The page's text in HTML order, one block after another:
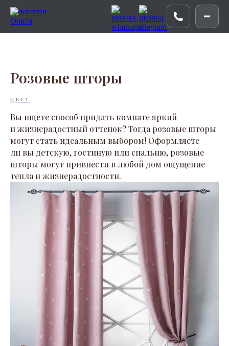
Розовые шторы
ЦВЕТ
Вы ищете способ придать комнате яркий
и жизнерадостный оттенок? Тогда розовые шторы
могут стать идеальным выбором! Оформляете
ли вы детскую, гостиную или спальню, розовые
шторы могут привнести в любой дом ощущение
тепла и жизнерадостности.